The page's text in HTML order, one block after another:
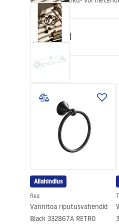
Omadused
Värv
Paigaldusviis
Kõrgus
Sügavus
Garantii
Allahindlus
Rea
Vannitoa riputusvahendid
Black 332867A RETRO